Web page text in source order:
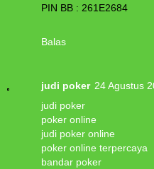
PIN BB : 261E2684
Balas
judi poker 24 Agustus
judi poker
poker online
judi poker online
poker online terpercaya
bandar poker